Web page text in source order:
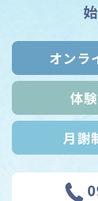
オンラ
体
月謝